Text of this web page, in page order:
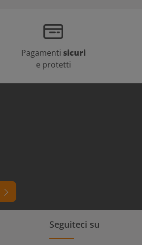
Pagamenti sicuri
e protetti
Seguiteci su